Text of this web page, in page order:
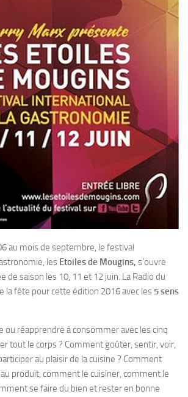
au mois de septembre, le festival
les Etoiles de Mougins, s’ouvre
de saison les 10, 11 et 12 juin. La Radio du
la fête pour cette édition 2016 avec les 5 sens
ou réapprendre à consommer avec les cinq
tout le corps ? Comment goûter, sentir, voir,
au plaisir de la cuisine ? Comment
au produit, comment le cuisiner, comment le
se faire du bien et rester en bonne